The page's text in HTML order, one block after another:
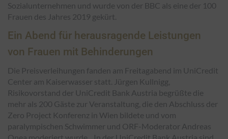
Sozialunternehmen und wurde von der BBC als eine der 100
Frauen des Jahres 2019 gekürt.
Ein Abend für herausragende Leistungen
von Frauen mit Behinderungen
Die Preisverleihungen fanden am Freitagabend im UniCredit
Center am Kaiserwasser statt. Jürgen Kullnigg,
Risikovorstand der UniCredit Bank Austria begrüßte die
mehr als 200 Gäste zur Veranstaltung, die den Abschluss der
Zero Project Konferenz in Wien bildete und vom
paralympischen Schwimmer und ORF-Moderator Andreas